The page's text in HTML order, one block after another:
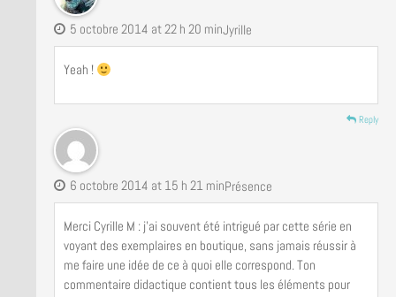
Jyrille
5 octobre 2014 at 22 h 20 min
Yeah !
Reply
Présence
6 octobre 2014 at 15 h 21 min
Merci Cyrille M : j’ai souvent été intrigué par cette série en
voyant des exemplaires en boutique, sans jamais réussir à
me faire une idée de ce à quoi elle correspond. Ton
commentaire didactique contient tous les éléments pour